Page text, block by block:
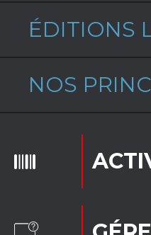
ÉDITIONS
NOS